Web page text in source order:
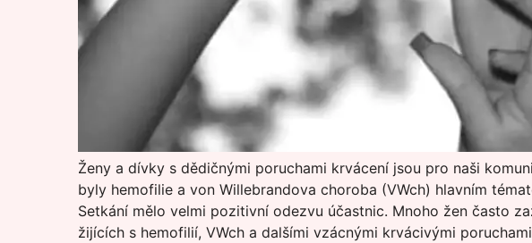
Ženy a dívky s dědičnými poruchami krvácení jsou pro naši
byly hemofilie a von Willebrandova choroba (VWch) hlavním
Setkání mělo velmi pozitivní odezvu účastnic. Mnoho žen často
žijících s hemofilií, VWch a dalšími vzácnými krvácivými